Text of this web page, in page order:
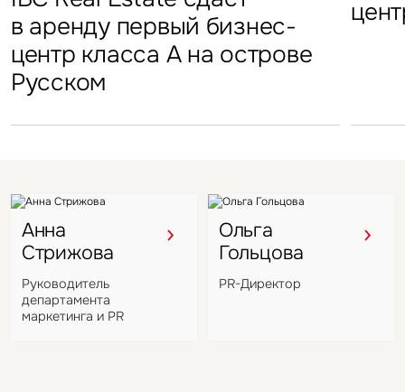
в аренду первый бизнес-
центр класса А на острове
Русском
«Атлант-Парк»
Петровский парк откроется
в отеле Hyatt Regency
гостиничных комплексов
Подмосковья перешел
под управление компании
Анна
Стрижова
Руководитель
департамента
маркетинга и PR
Ольга
Гольцова
PR-Директор